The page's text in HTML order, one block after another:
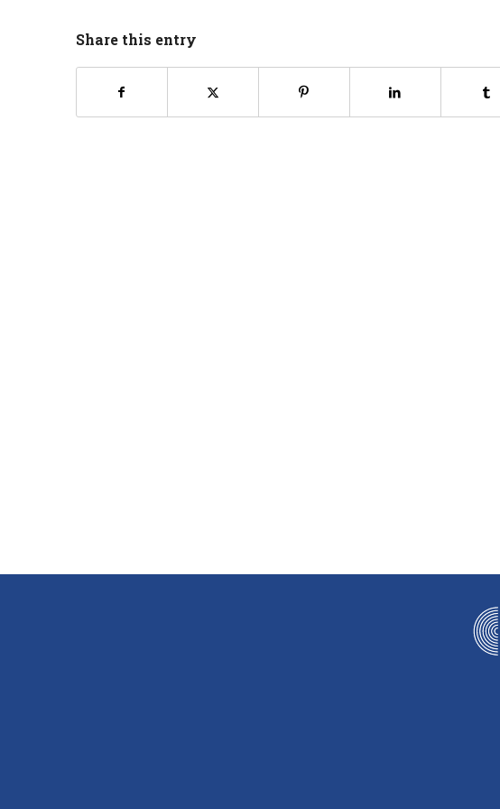
Share this entry